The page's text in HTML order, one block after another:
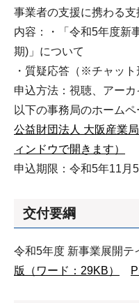
事業者の支援に携わる支
内容：・「令和5年度新
期)」について
・質疑応答（※チャット
申込方法：視聴、アーカ
以下の事務局のホーム
公益財団法人 大阪産業
ィンドウで開きます）
申込期限：令和5年11月
交付要綱
令和5年度 新事業展開
版（ワード：29KB）